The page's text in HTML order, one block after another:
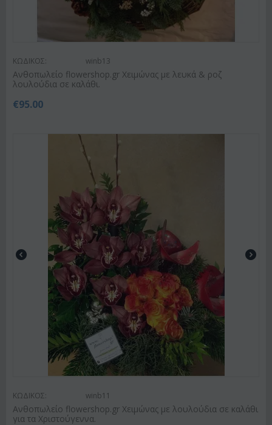
ΚΩΔΙΚΟΣ: winb13
Ανθοπωλείο flowershop.gr Χειμώνας με λευκά & ροζ
λουλούδια σε καλάθι.
€95.00
ΚΩΔΙΚΟΣ: winb11
Ανθοπωλείο flowershop.gr Χειμώνας με λουλούδια σε καλάθι
για τα Χριστούγεννα.